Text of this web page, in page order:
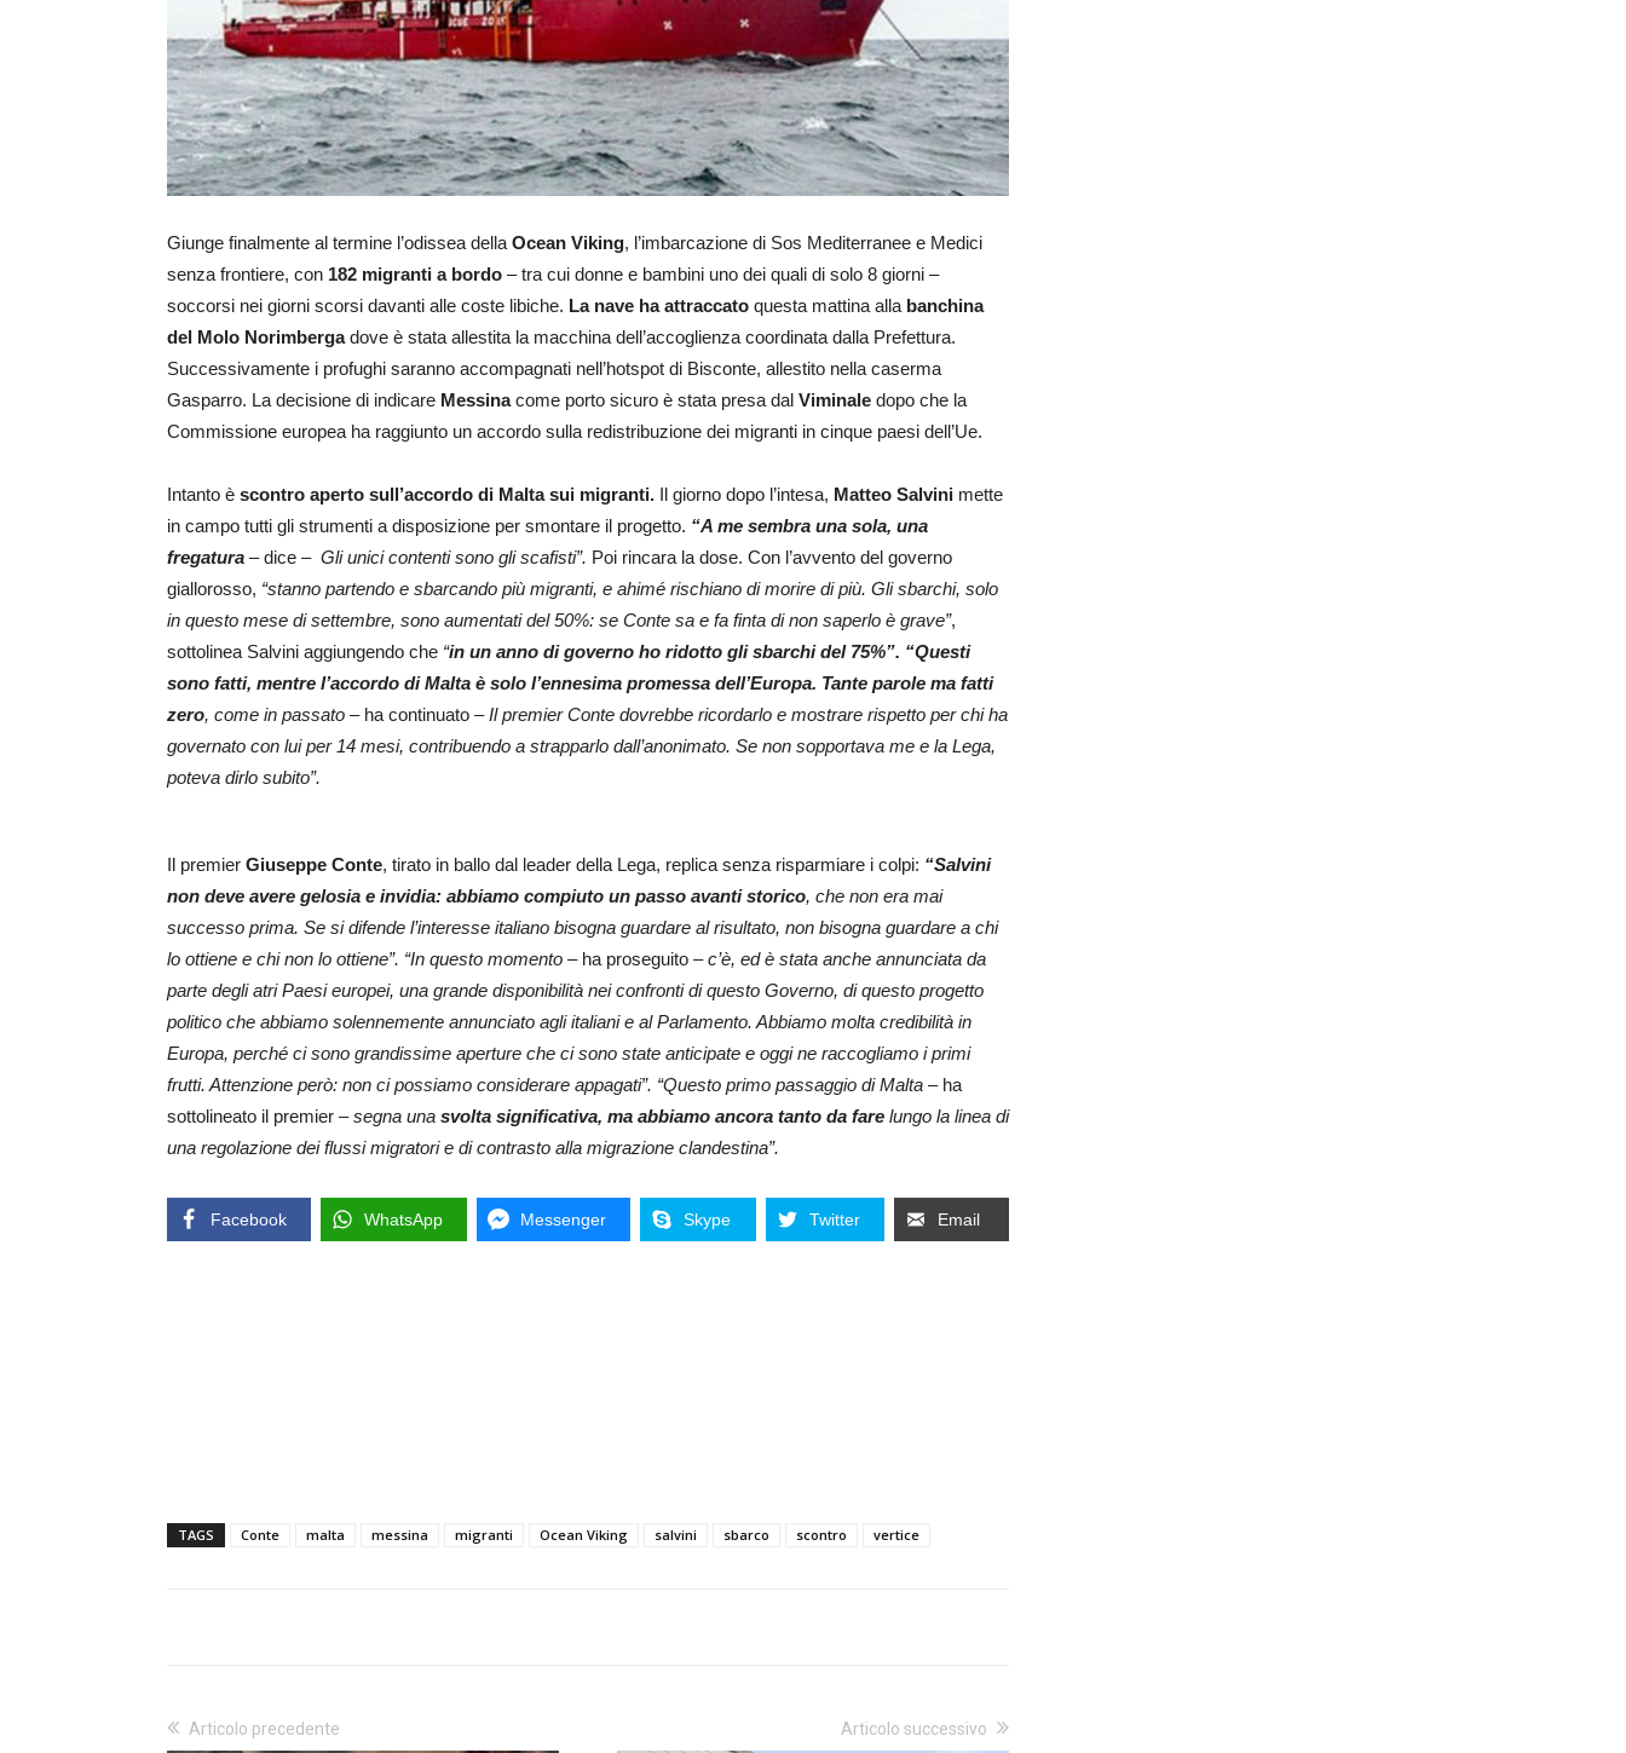
Giunge finalmente al termine l’odissea della Ocean Viking, l’imbarcazione di Sos Mediterranee e Medici
senza frontiere, con 182 migranti a bordo – tra cui donne e bambini uno dei quali di solo 8 giorni –
soccorsi nei giorni scorsi davanti alle coste libiche. La nave ha attraccato questa mattina alla banchina
del Molo Norimbergadove è stata allestita la macchina dell’accoglienza coordinata dalla Prefettura.
Successivamente i profughi saranno accompagnati nell’hotspot di Bisconte, allestito nella caserma
Gasparro. La decisione di indicare Messinacome porto sicuro è stata presa dal Viminale dopo che la
Commissione europea ha raggiunto un accordo sulla redistribuzione dei migranti in cinque paesi dell’Ue.
Intanto è scontro aperto sull’accordo di Malta sui migranti. Il giorno dopo l’intesa, Matteo Salvini mette
in campo tutti gli strumenti a disposizione per smontare il progetto. “A me sembra una sola, una
fregatura – dice – Gli unici contenti sono gli scafisti”. Poi rincara la dose. Con l’avvento del governo
giallorosso, “stanno partendo e sbarcando più migranti, e ahimé rischiano di morire di più. Gli sbarchi, solo
in questo mese di settembre, sono aumentati del 50%: se Conte sa e fa finta di non saperlo è grave”,
sottolinea Salvini aggiungendo che “in un anno di governo ho ridotto gli sbarchi del 75%”. “Questi
sono fatti, mentre l’accordo di Malta è solo l’ennesima promessa dell’Europa. Tante parole ma fatti
zero, come in passato – ha continuato –Il premier Conte dovrebbe ricordarlo e mostrare rispetto per chi ha
governato con lui per 14 mesi, contribuendo a strapparlo dall’anonimato. Se non sopportava me e la Lega,
poteva dirlo subito”.
Il premier Giuseppe Conte, tirato in ballo dal leader della Lega, replica senza risparmiare i colpi: “Salvini
non deve avere gelosia e invidia: abbiamo compiuto un passo avanti storico, che non era mai
successo prima. Se si difende l’interesse italiano bisogna guardare al risultato, non bisogna guardare a chi
lo ottiene e chi non lo ottiene”. “In questo momento – ha proseguito –c’è, ed è stata anche annunciata da
parte degli atri Paesi europei, una grande disponibilità nei confronti di questo Governo, di questo progetto
politico che abbiamo solennemente annunciato agli italiani e al Parlamento. Abbiamo molta credibilità in
Europa, perché ci sono grandissime aperture che ci sono state anticipate e oggi ne raccogliamo i primi
frutti. Attenzione però: non ci possiamo considerare appagati”. “Questo primo passaggio di Malta – ha
sottolineato il premier –segna una svolta significativa, ma abbiamo ancora tanto da fare lungo la linea di
una regolazione dei flussi migratori e di contrasto alla migrazione clandestina”.
Facebook WhatsApp Messenger Skype Twitter Email
TAGS Conte malta messina migranti Ocean Viking salvini sbarco scontro vertice
Articolo precedente Articolo successivo